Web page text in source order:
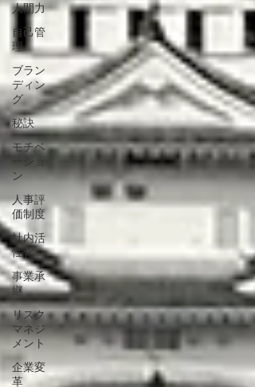
人間力
自己管
理
ブラン
ディン
グ
秘訣
モチベ
ーショ
ン
人事評
価制度
社内活
性化
事業承
継
リスク
マネジ
メント
企業変
革